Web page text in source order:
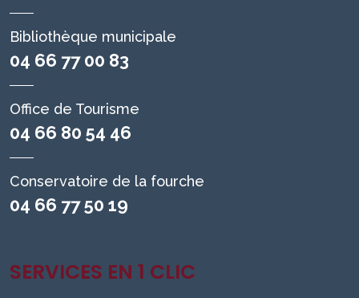
Bibliothèque municipale
04 66 77 00 83
Office de Tourisme
04 66 80 54 46
Conservatoire de la fourche
04 66 77 50 19
SERVICES EN 1 CLIC